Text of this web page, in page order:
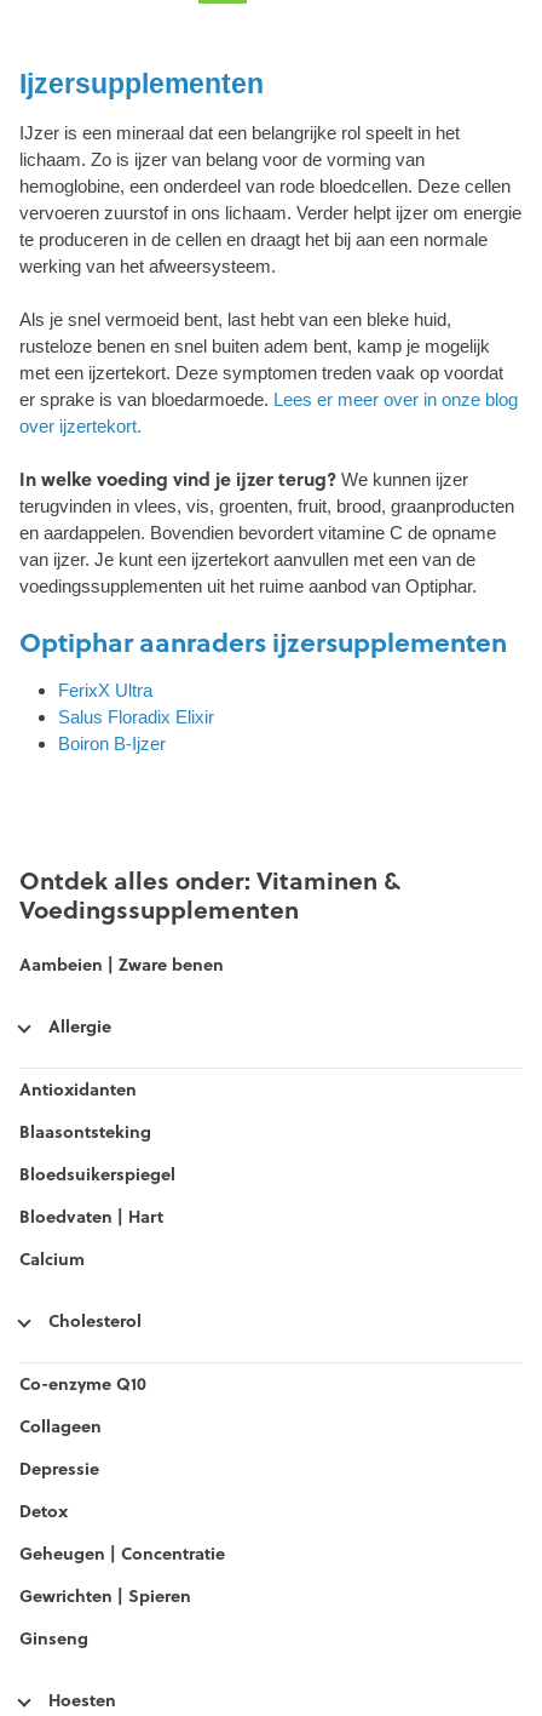
Ijzersupplementen
IJzer is een mineraal dat een belangrijke rol speelt in het
lichaam. Zo is ijzer van belang voor de vorming van
hemoglobine, een onderdeel van rode bloedcellen. Deze cellen
vervoeren zuurstof in ons lichaam. Verder helpt ijzer om energie
te produceren in de cellen en draagt het bij aan een normale
werking van het afweersysteem.
Als je snel vermoeid bent, last hebt van een bleke huid,
rusteloze benen en snel buiten adem bent, kamp je mogelijk
met een ijzertekort. Deze symptomen treden vaak op voordat
er sprake is van bloedarmoede. Lees er meer over in onze blog
over ijzertekort.
In welke voeding vind je ijzer terug? We kunnen ijzer
terugvinden in vlees, vis, groenten, fruit, brood, graanproducten
en aardappelen. Bovendien bevordert vitamine C de opname
van ijzer. Je kunt een ijzertekort aanvullen met een van de
voedingssupplementen uit het ruime aanbod van Optiphar.
Optiphar aanraders ijzersupplementen
FerixX Ultra
Salus Floradix Elixir
Boiron B-Ijzer
Ontdek alles onder: Vitaminen &
Voedingssupplementen
Aambeien | Zware benen
Allergie
Antioxidanten
Blaasontsteking
Bloedsuikerspiegel
Bloedvaten | Hart
Calcium
Cholesterol
Co-enzyme Q10
Collageen
Depressie
Detox
Geheugen | Concentratie
Gewrichten | Spieren
Ginseng
Hoesten